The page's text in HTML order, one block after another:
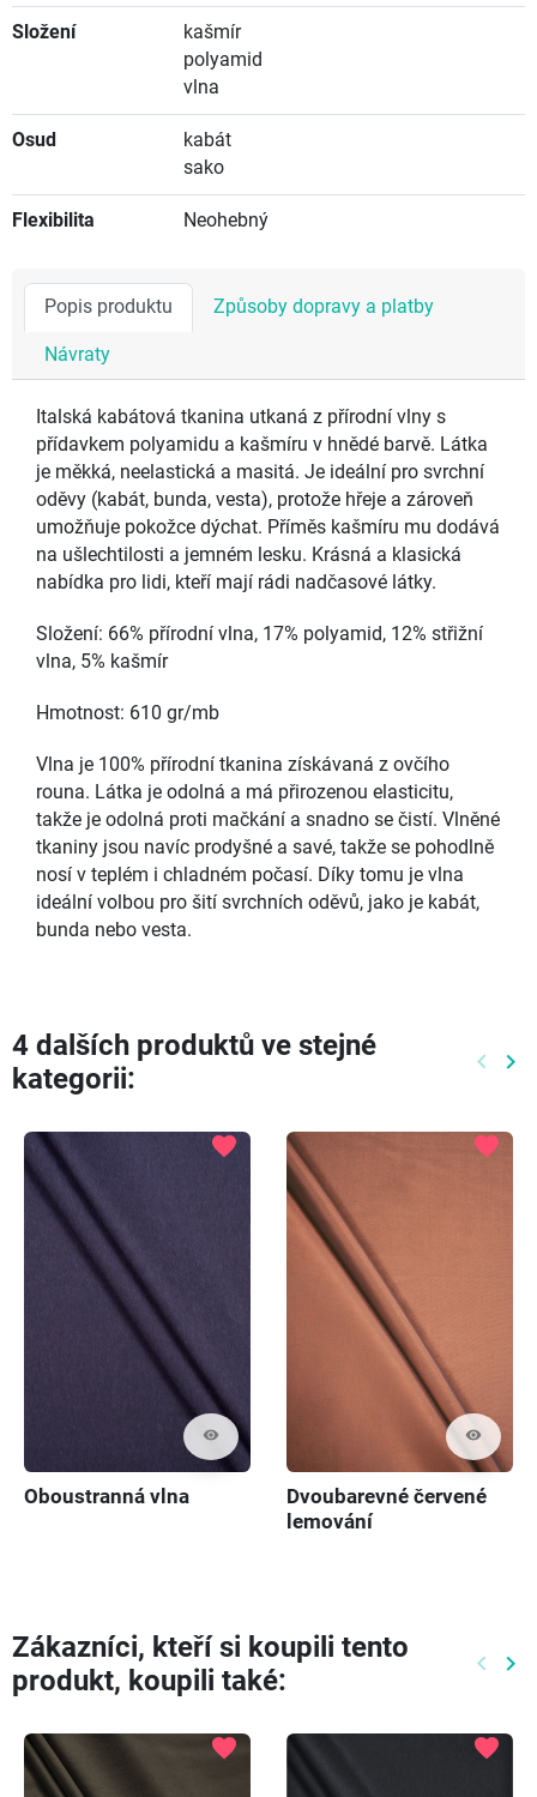
Složení
kašmír
polyamid
vlna
Osud
kabát
sako
Flexibilita Neohebný
Popis produktu Způsoby dopravy a platby
Návraty
Italská kabátová tkanina utkaná z přírodní vlny s
přídavkem polyamidu a kašmíru v hnědé barvě. Látka
je měkká, neelastická a masitá. Je ideální pro svrchní
oděvy (kabát, bunda, vesta), protože hřeje a zároveň
umožňuje pokožce dýchat. Příměs kašmíru mu dodává
na ušlechtilosti a jemném lesku. Krásná a klasická
nabídka pro lidi, kteří mají rádi nadčasové látky.
Složení: 66% přírodní vlna, 17% polyamid, 12% střižní
vlna, 5% kašmír
Hmotnost: 610 gr/mb
Vlna je 100% přírodní tkanina získávaná z ovčího
rouna. Látka je odolná a má přirozenou elasticitu,
takže je odolná proti mačkání a snadno se čistí. Vlněné
tkaniny jsou navíc prodyšné a savé, takže se pohodlně
nosí v teplém i chladném počasí. Díky tomu je vlna
ideální volbou pro šití svrchních oděvů, jako je kabát,
bunda nebo vesta.
4 dalších produktů ve stejné
kategorii:
keyboard_arrow_left keyboard_arrow_right
visibility
favorite
Oboustranná vlna
visibility
favorite
Dvoubarevné červené
lemování
Zákazníci, kteří si koupili tento
produkt, koupili také:
keyboard_arrow_left keyboard_arrow_right
favorite favorite